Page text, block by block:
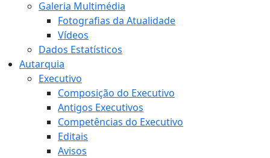
Galeria Multimédia
Fotografias da Atualidade
Vídeos
Dados Estatísticos
Autarquia
Executivo
Composição do Executivo
Antigos Executivos
Competências do Executivo
Editais
Avisos